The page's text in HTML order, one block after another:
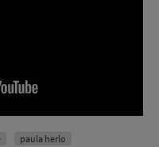
paula herlo